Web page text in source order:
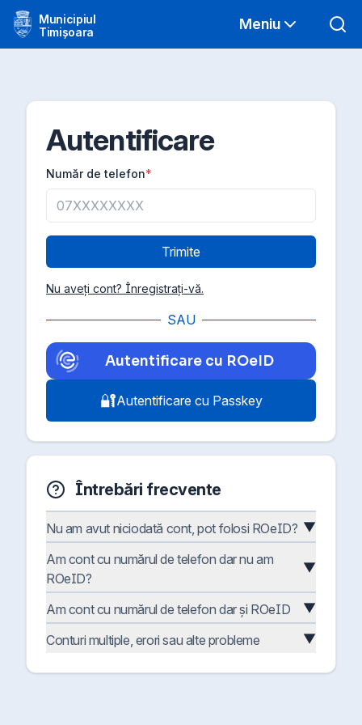
Municipiul
Timișoara
Meniu
Autentificare
Număr de telefon*
Trimite
Nu aveți cont? Înregistrați-vă.
SAU
Autentificare cu ROeID
🔐Autentificare cu Passkey
Întrebări frecvente
Nu am avut niciodată cont, pot folosi ROeID? ▼
Am cont cu numărul de telefon dar nu am
ROeID?
▼
Am cont cu numărul de telefon dar și ROeID
▼
Conturi multiple, erori sau alte probleme
▼